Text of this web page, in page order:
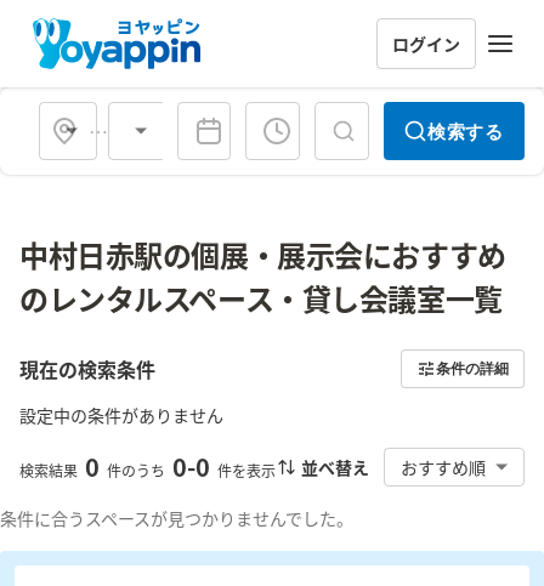
ログイン
会場タイプ 検索する
中村日赤駅の個展・展示会におすすめ
のレンタルスペース・貸し会議室一覧
現在の検索条件 条件の詳細
設定中の条件がありません
検索結果 0 件のうち 0-0 件を表示 並べ替え おすすめ順
条件に合うスペースが見つかりませんでした。